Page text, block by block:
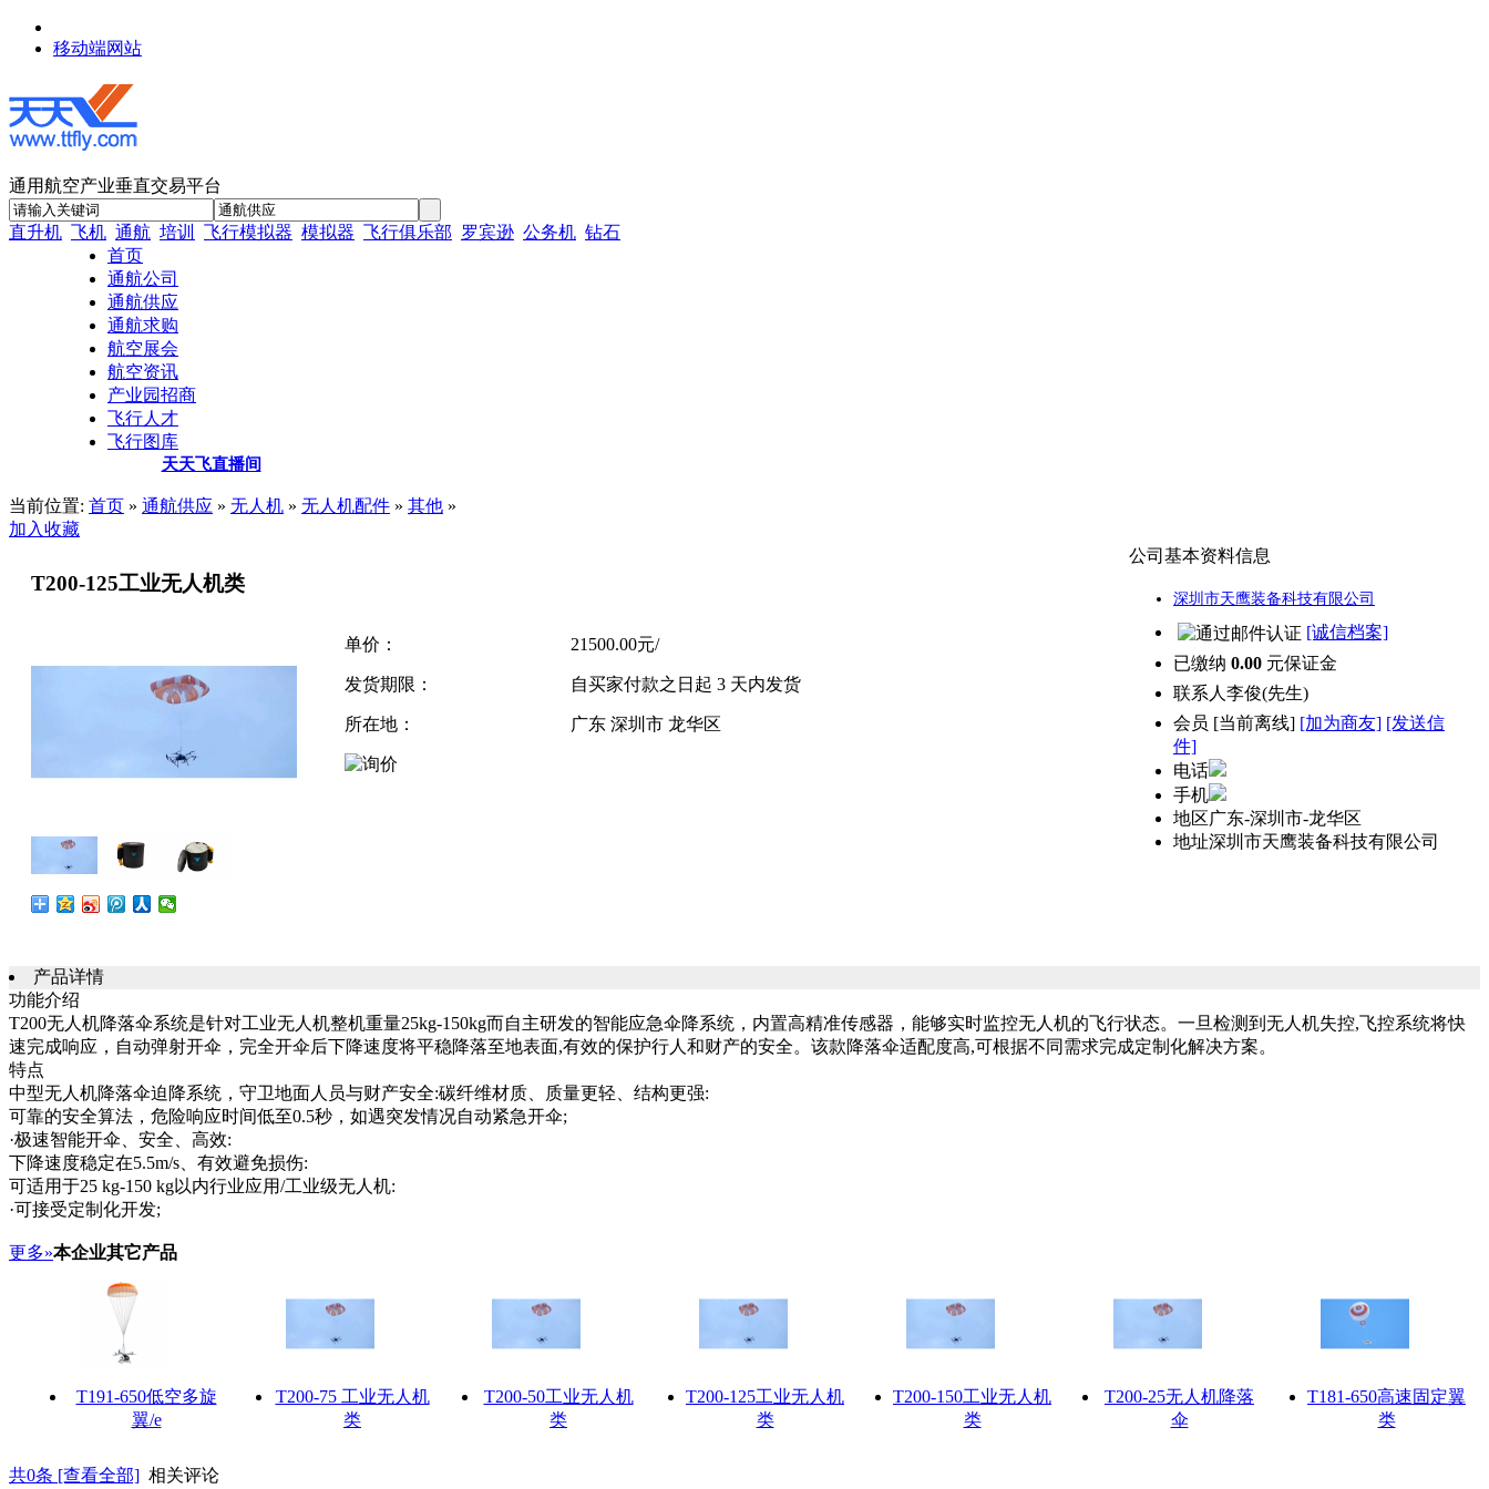
移动端网站
通用航空产业垂直交易平台
直升机 飞机 通航 培训 飞行模拟器 模拟器 飞行俱乐部 罗宾逊 公务机 钻石
首页
通航公司
通航供应
通航求购
航空展会
航空资讯
产业园招商
飞行人才
飞行图库
天天飞直播间
当前位置: 首页 » 通航供应 » 无人机 » 无人机配件 » 其他 »
加入收藏
T200-125工业无人机类
单价： 21500.00元/
发货期限： 自买家付款之日起 3 天内发货
所在地： 广东 深圳市 龙华区
公司基本资料信息
深圳市天鹰装备科技有限公司
[诚信档案]
已缴纳 0.00 元保证金
联系人 李俊(先生)
会员 [当前离线] [加为商友] [发送信
件]
电话
手机
地区广东-深圳市-龙华区
地址深圳市天鹰装备科技有限公司
产品详情
功能介绍
T200无人机降落伞系统是针对工业无人机整机重量25kg-150kg而自主研发的智能应急伞降系统，内置高精准传感器，能够实时监控无人机的飞行状态。一旦检测到无人机失控,飞控系统将快
速完成响应，自动弹射开伞，完全开伞后下降速度将平稳降落至地表面,有效的保护行人和财产的安全。该款降落伞适配度高,可根据不同需求完成定制化解决方案。
特点
中型无人机降落伞迫降系统，守卫地面人员与财产安全:碳纤维材质、质量更轻、结构更强:
可靠的安全算法，危险响应时间低至0.5秒，如遇突发情况自动紧急开伞;
·极速智能开伞、安全、高效:
下降速度稳定在5.5m/s、有效避免损伤:
可适用于25 kg-150 kg以内行业应用/工业级无人机:
·可接受定制化开发;
更多»本企业其它产品
T191-650低空多旋
翼/e
T200-75 工业无人机
类
T200-50工业无人机
类
T200-125工业无人机
类
T200-150工业无人机
类
T200-25无人机降落
伞
T181-650高速固定翼
类
共0条 [查看全部] 相关评论